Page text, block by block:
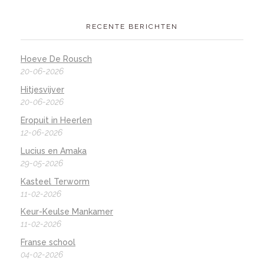
RECENTE BERICHTEN
Hoeve De Rousch
20-06-2026
Hitjesvijver
20-06-2026
Eropuit in Heerlen
12-06-2026
Lucius en Amaka
29-05-2026
Kasteel Terworm
11-02-2026
Keur-Keulse Mankamer
11-02-2026
Franse school
04-02-2026